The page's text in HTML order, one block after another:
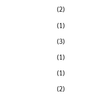
(2)
(1)
(3)
(1)
(1)
(2)